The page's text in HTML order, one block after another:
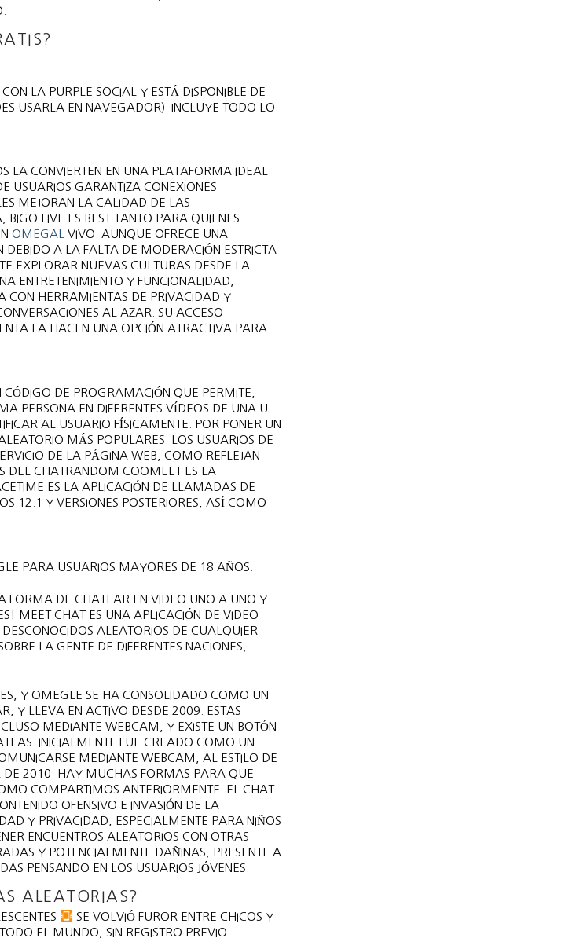
LA PURPLE SOCIAL Y ESTÁ DISPONIBLE DE
USARLA EN NAVEGADOR). INCLUYE TODO LO
LA CONVIERTEN EN UNA PLATAFORMA IDEAL
USUARIOS GARANTIZA CONEXIONES
MEJORAN LA CALIDAD DE LAS
LIVE ES BEST TANTO PARA QUIENES
OMEGAL
VIVO. AUNQUE OFRECE UNA
DEBIDO A LA FALTA DE MODERACIÓN ESTRICTA
EXPLORAR NUEVAS CULTURAS DESDE LA
ENTRETENIMIENTO Y FUNCIONALIDAD,
CON HERRAMIENTAS DE PRIVACIDAD Y
AL AZAR. SU ACCESO
LA HACEN UNA OPCIÓN ATRACTIVA PARA
DE PROGRAMACIÓN QUE PERMITE,
PERSONA EN DIFERENTES VÍDEOS DE UNA U
AL USUARIO FÍSICAMENTE. POR PONER UN
MÁS POPULARES. LOS USUARIOS DE
DE LA PÁGINA WEB, COMO REFLEJAN
DEL CHATRANDOM COOMEET ES LA
ES LA APLICACIÓN DE LLAMADAS DE
12.1 Y VERSIONES POSTERIORES, ASÍ COMO
PARA USUARIOS MAYORES DE 18 AÑOS.
FORMA DE CHATEAR EN VIDEO UNO A UNO Y
MEET CHAT ES UNA APLICACIÓN DE VIDEO
ALEATORIOS DE CUALQUIER
LA GENTE DE DIFERENTES NACIONES,
Y OMEGLE SE HA CONSOLIDADO COMO UN
Y LLEVA EN ACTIVO DESDE 2009. ESTAS
MEDIANTE WEBCAM, Y EXISTE UN BOTÓN
INICIALMENTE FUE CREADO COMO UN
MEDIANTE WEBCAM, AL ESTILO DE
DE 2010. HAY MUCHAS FORMAS PARA QUE
COMPARTIMOS ANTERIORMENTE. EL CHAT
OFENSIVO E INVASIÓN DE LA
Y PRIVACIDAD, ESPECIALMENTE PARA NIÑOS
ENCUENTROS ALEATORIOS CON OTRAS
Y POTENCIALMENTE DAÑINAS, PRESENTE A
PENSANDO EN LOS USUARIOS JÓVENES.
ALEATORIAS?
SE VOLVIÓ FUROR ENTRE CHICOS Y
EL MUNDO, SIN REGISTRO PREVIO.